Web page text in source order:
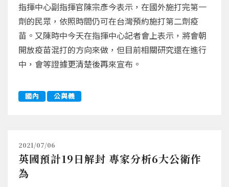
指揮中心副指揮官陳宗彥今表示，在國外施打完第一
劑的民眾，依照時間仍可在台灣預約施打第二劑疫
苗。又陳時中今天在指揮中心記者會上表示，將會朝
開放疫苗混打的方向來做，但目前相關研究還在進行
中，會等證據更清楚後再來宣布。
國內 公與義
2021/07/06
英國預計19日解封 專家分析6大公衛作
為